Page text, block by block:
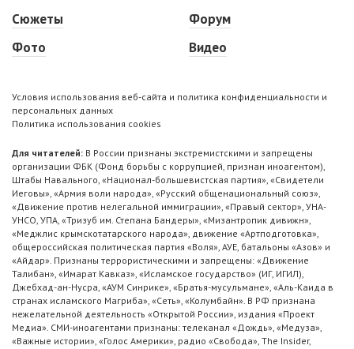
Сюжеты
Фото
Форум
Видео
Условия использования веб-сайта и политика конфиденциальности и
персональных данных
Политика использования cookies
Для читателей: В России признаны экстремистскими и запрещены
организации ФБК (Фонд борьбы с коррупцией, признан иноагентом),
Штабы Навального, «Национал-большевистская партия», «Свидетели
Иеговы», «Армия воли народа», «Русский общенациональный союз»,
«Движение против нелегальной иммиграции», «Правый сектор», УНА-
УНСО, УПА, «Тризуб им. Степана Бандеры», «Мизантропик дивижн»,
«Меджлис крымскотатарского народа», движение «Артподготовка»,
общероссийская политическая партия «Воля», АУЕ, батальоны «Азов» и
«Айдар». Признаны террористическими и запрещены: «Движение
Талибан», «Имарат Кавказ», «Исламское государство» (ИГ, ИГИЛ),
Джебхад-ан-Нусра, «АУМ Синрике», «Братья-мусульмане», «Аль-Каида в
странах исламского Магриба», «Сеть», «Колумбайн». В РФ признана
нежелательной деятельность «Открытой России», издания «Проект
Медиа». СМИ-иноагентами признаны: телеканал «Дождь», «Медуза»,
«Важные истории», «Голос Америки», радио «Свобода», The Insider,